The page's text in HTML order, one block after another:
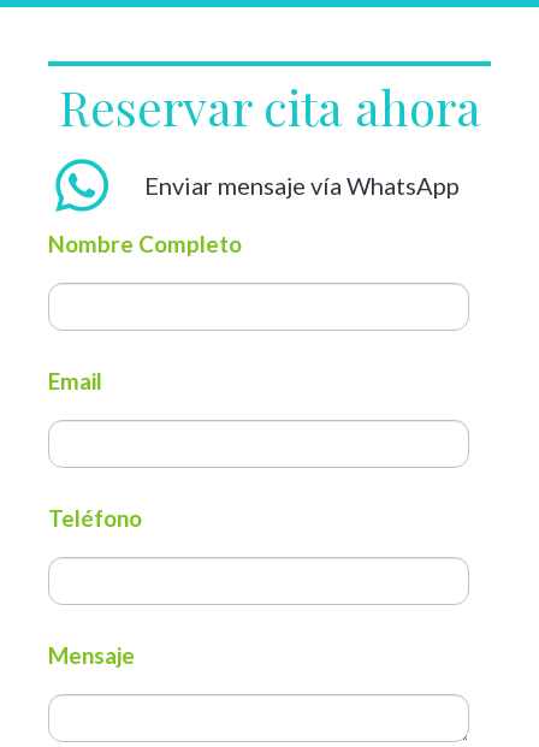
Reservar cita ahora
Enviar mensaje vía WhatsApp
Nombre Completo
Email
Teléfono
Mensaje